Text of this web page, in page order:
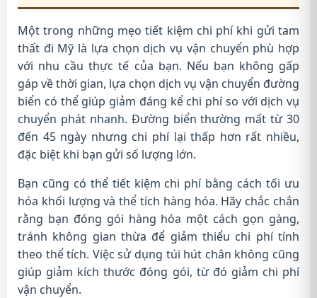
Một trong những mẹo tiết kiệm chi phí khi gửi tam
thất đi Mỹ là lựa chọn dịch vụ vận chuyển phù hợp
với nhu cầu thực tế của bạn. Nếu bạn không gấp
gáp về thời gian, lựa chọn dịch vụ vận chuyển đường
biển có thể giúp giảm đáng kể chi phí so với dịch vụ
chuyển phát nhanh. Đường biển thường mất từ 30
đến 45 ngày nhưng chi phí lại thấp hơn rất nhiều,
đặc biệt khi bạn gửi số lượng lớn.
Bạn cũng có thể tiết kiệm chi phí bằng cách tối ưu
hóa khối lượng và thể tích hàng hóa. Hãy chắc chắn
rằng bạn đóng gói hàng hóa một cách gọn gàng,
tránh không gian thừa để giảm thiểu chi phí tính
theo thể tích. Việc sử dụng túi hút chân không cũng
giúp giảm kích thước đóng gói, từ đó giảm chi phí
vận chuyển.